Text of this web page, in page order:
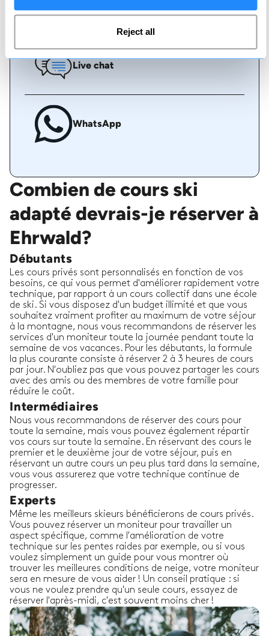
Reject all
Live chat
WhatsApp
Combien de cours ski
adapté devrais-je réserver à
Ehrwald?
Débutants
Les cours privés sont personnalisés en fonction de vos
besoins, ce qui vous permet d'améliorer rapidement votre
technique, par rapport à un cours collectif dans une école
de ski. Si vous disposez d'un budget illimité et que vous
souhaitez vraiment profiter au maximum de votre séjour
à la montagne, nous vous recommandons de réserver les
services d'un moniteur toute la journée pendant toute la
semaine de vos vacances. Pour les débutants, la formule
la plus courante consiste à réserver 2 à 3 heures de cours
par jour. N'oubliez pas que vous pouvez partager les cours
avec des amis ou des membres de votre famille pour
réduire le coût.
Intermédiaires
Nous vous recommandons de réserver des cours pour
toute la semaine, mais vous pouvez également répartir
vos cours sur toute la semaine. En réservant des cours le
premier et le deuxième jour de votre séjour, puis en
réservant un autre cours un peu plus tard dans la semaine,
vous vous assurerez que votre technique continue de
progresser.
Experts
Même les meilleurs skieurs bénéficierons de cours privés.
Vous pouvez réserver un moniteur pour travailler un
aspect spécifique, comme l'amélioration de votre
technique sur les pentes raides par exemple, ou si vous
voulez simplement un guide pour vous montrer où
trouver les meilleures conditions de neige, votre moniteur
sera en mesure de vous aider ! Un conseil pratique : si
vous ne voulez prendre qu'un seule cours, essayez de
réserver l'après-midi, c'est souvent moins cher !